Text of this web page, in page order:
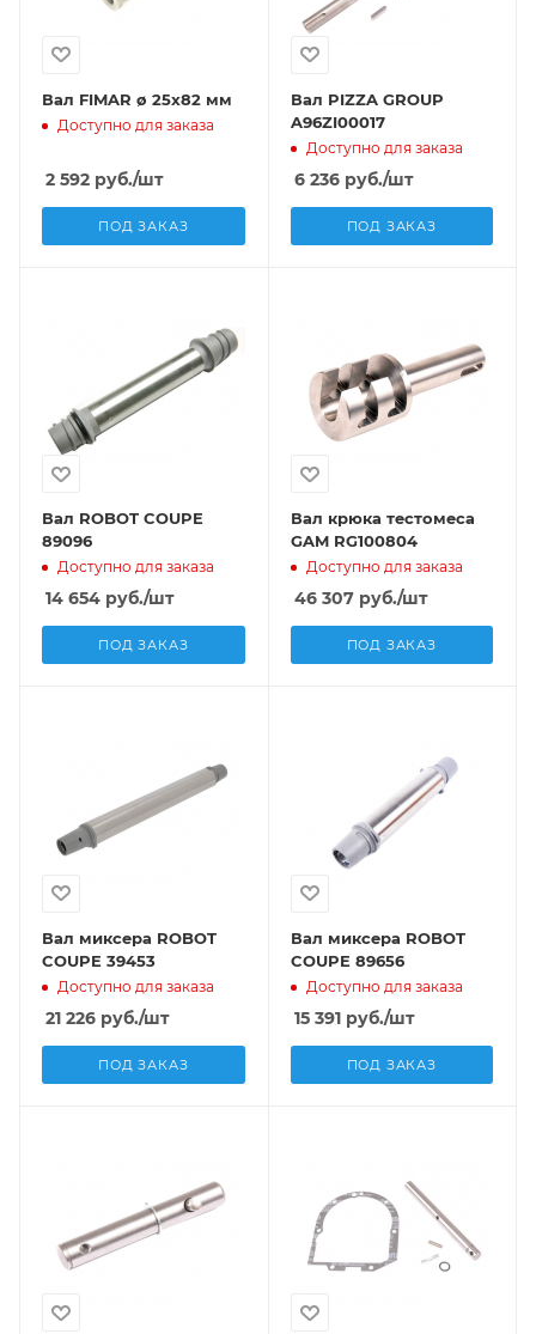
Вал FIMAR ø 25x82 мм
Доступно для заказа
2 592 руб./шт
ПОД ЗАКАЗ
Вал PIZZA GROUP
A96ZI00017
Доступно для заказа
6 236руб./шт
ПОД ЗАКАЗ
Вал ROBOT COUPE
89096
Доступно для заказа
14 654 руб./шт
ПОД ЗАКАЗ
Вал крюка тестомеса
GAM RG100804
Доступно для заказа
46 307руб./шт
ПОД ЗАКАЗ
Вал миксера ROBOT
COUPE 39453
Доступно для заказа
21 226 руб./шт
ПОД ЗАКАЗ
Вал миксера ROBOT
COUPE 89656
Доступно для заказа
15 391руб./шт
ПОД ЗАКАЗ